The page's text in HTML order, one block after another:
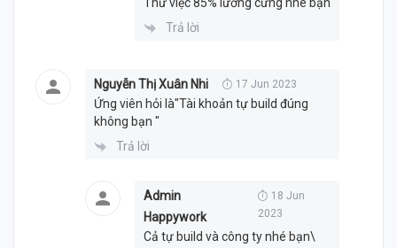
Trả lời
Nguyễn Thị Xuân Nhi 17 Jun 2023
Ứng viên hỏi là"Tài khoản tự build đúng
không bạn "
Trả lời
Admin
Happywork
18 Jun
2023
Cả tự build và công ty nhé bạn\